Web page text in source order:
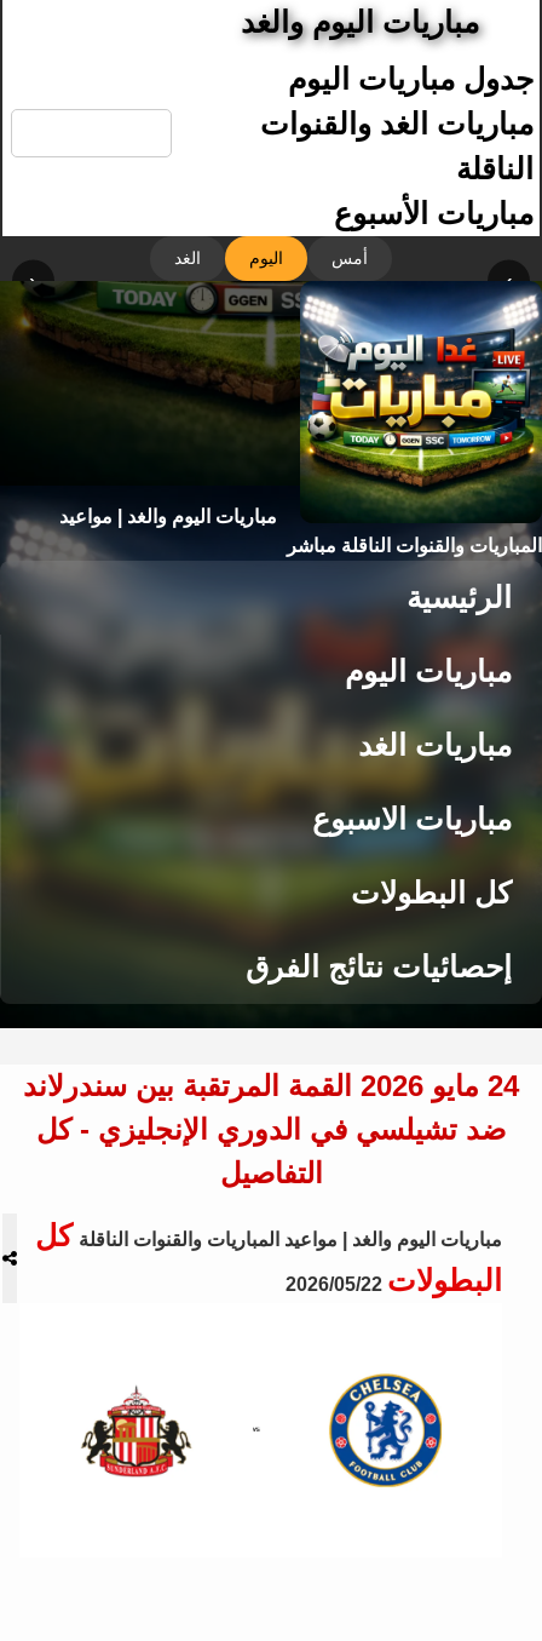
مباريات اليوم والغد
جدول مباريات اليوم
مباريات الغد والقنوات
الناقلة
مباريات الأسبوع
أمس اليوم الغد
‹ ›
مباريات اليوم والغد | مواعيد
المباريات والقنوات الناقلة مباشر
الرئيسية
مباريات اليوم
مباريات الغد
مباريات الاسبوع
كل البطولات
إحصائيات نتائج الفرق
24 مايو 2026 القمة المرتقبة بين سندرلاند
ضد تشيلسي في الدوري الإنجليزي - كل
التفاصيل
مباريات اليوم والغد | مواعيد المباريات والقنوات الناقلة كل
البطولات 2026/05/22